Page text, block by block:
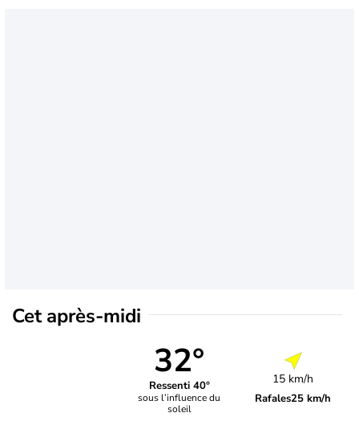
Cet après-midi
32°
Ressenti 40°
sous l’influence du
soleil
15 km/h
Rafales25 km/h